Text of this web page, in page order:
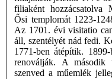
filiaként hozzácsatolva
Ősi templomát 1223-
Az 1701. évi visitatio
áll, szentélyét nád fedi.
1771-ben átépítik.
renoválják. A második
szenved a műemlék